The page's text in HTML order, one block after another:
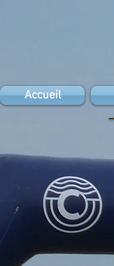
Accueil